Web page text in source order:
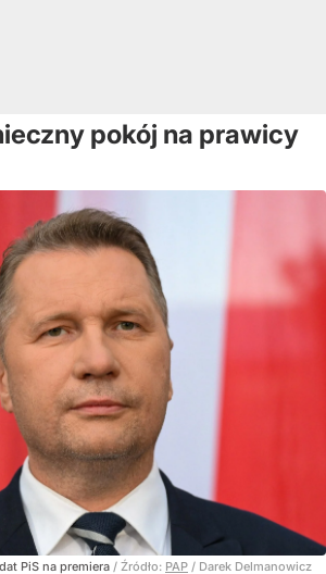
pokój na prawicy
PiS na premiera / Źródło: PAP / Darek Delmanowicz